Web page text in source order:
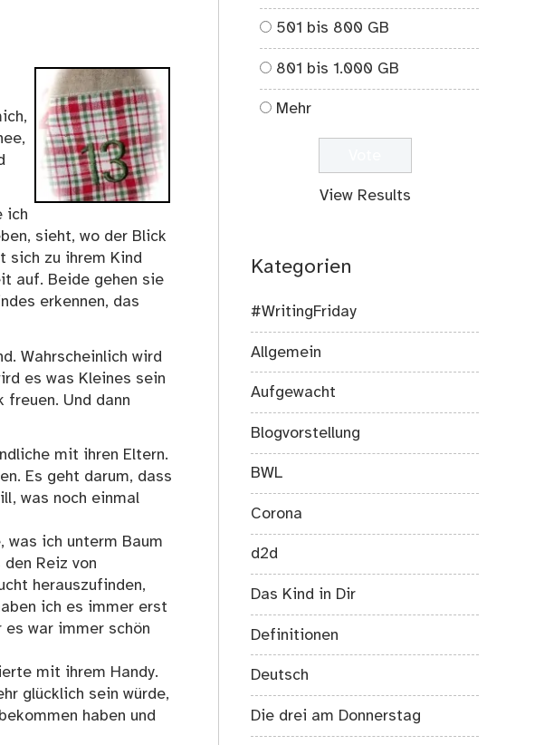
ich
sieht, wo der Blick
sich zu ihrem Kind
auf. Beide gehen sie
erkennen, das
Wahrscheinlich wird
es was Kleines sein
freuen. Und dann
mit ihren Eltern.
Es geht darum, dass
was noch einmal
was ich unterm Baum
Reiz von
herauszufinden,
ich es immer erst
war immer schön
mit ihrem Handy.
glücklich sein würde,
haben und
501 bis 800 GB
801 bis 1.000 GB
Mehr
View Results
Kategorien
#WritingFriday
Allgemein
Aufgewacht
Blogvorstellung
BWL
Corona
d2d
Das Kind in Dir
Definitionen
Deutsch
Die drei am Donnerstag